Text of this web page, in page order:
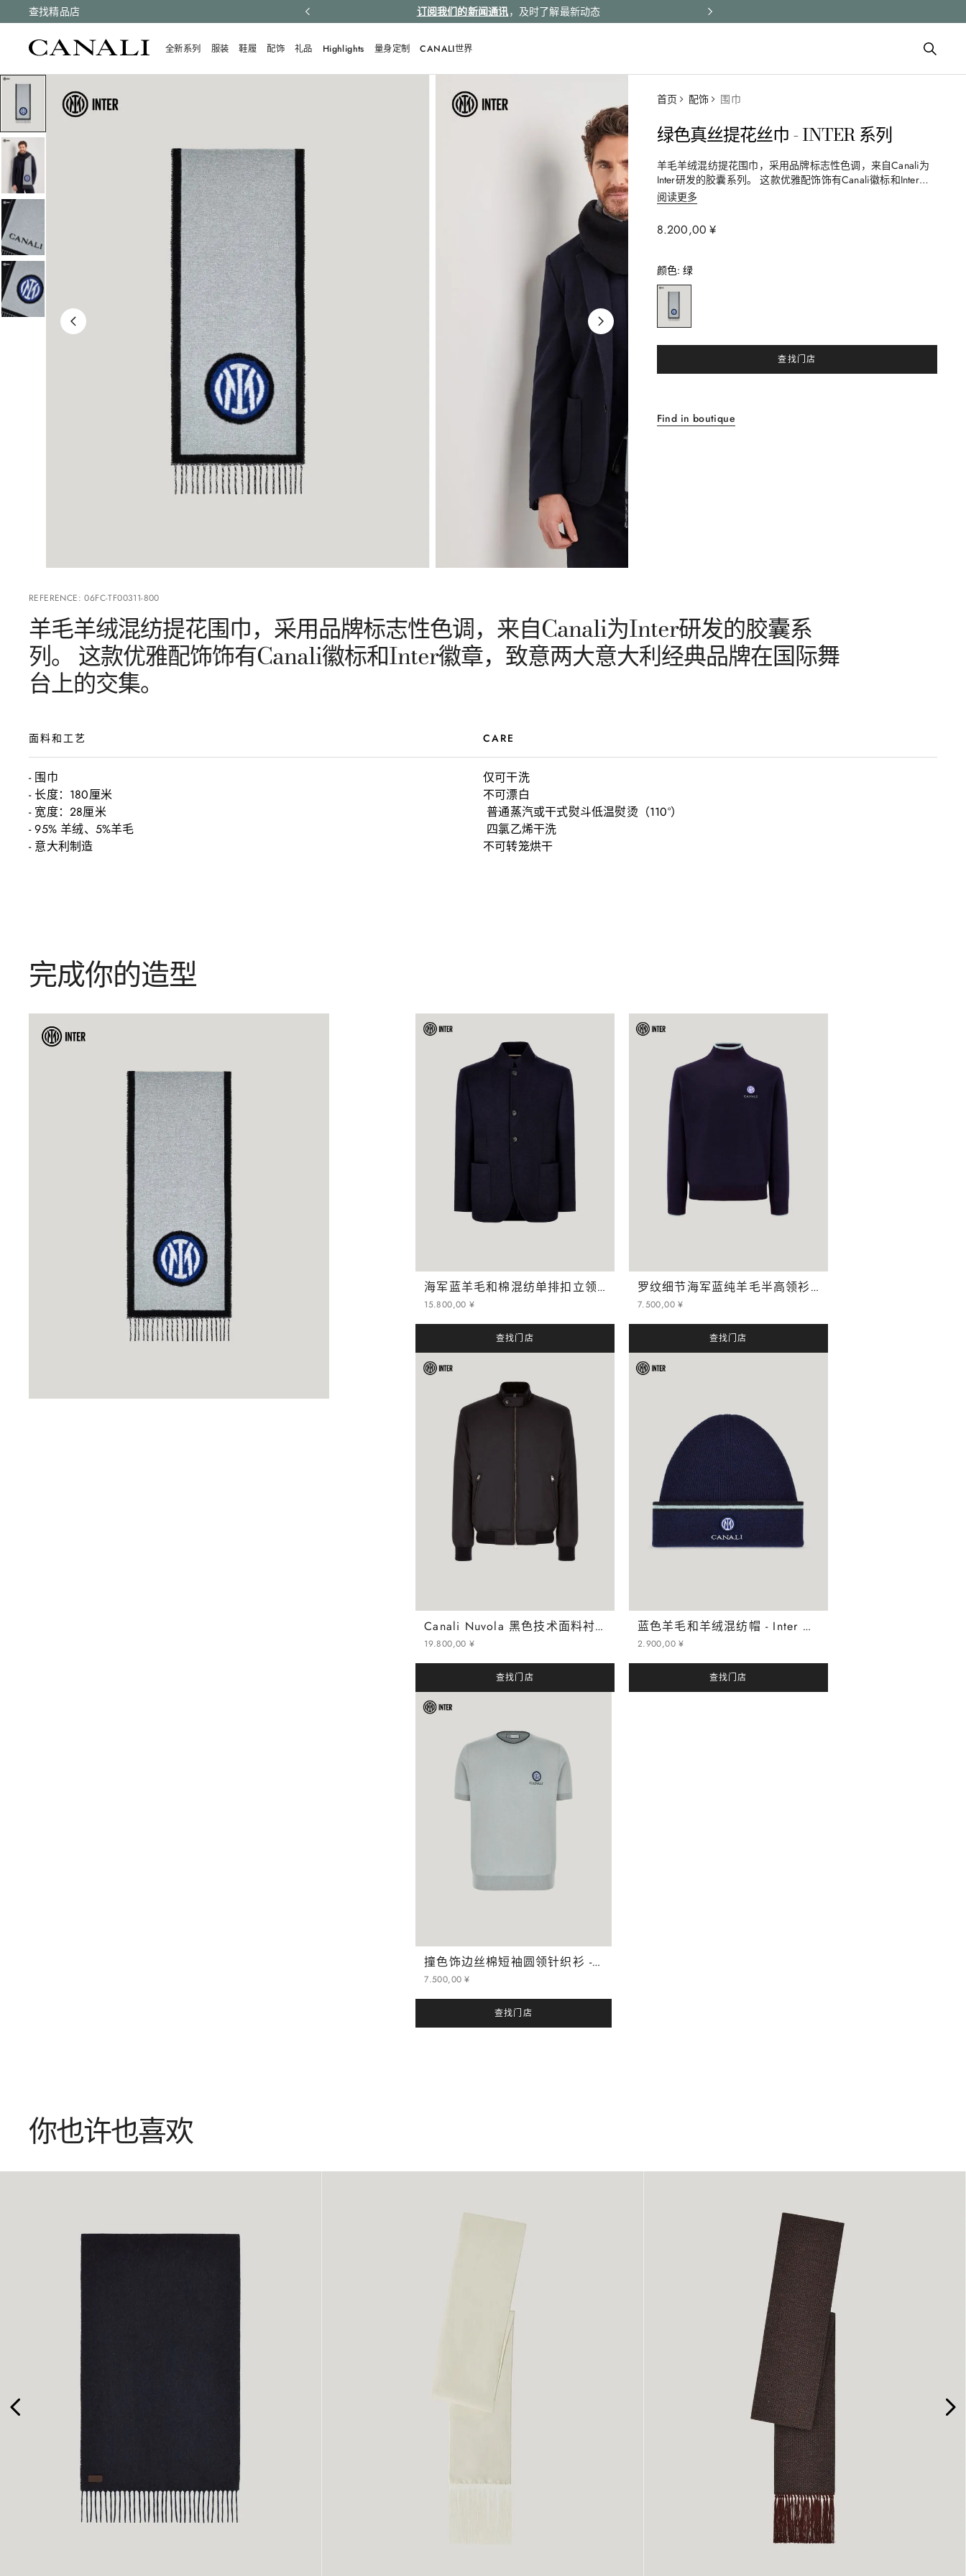
查找精品店
订单均享受快速配送和免费退货。 订阅我们的新闻通讯，及时了解最新动态
全新系列 服装 鞋履 配饰 礼品 Highlights 量身定制 CANALI世界
首页 配饰 围巾
绿色真丝提花丝巾 - INTER 系列
羊毛羊绒混纺提花围巾，采用品牌标志性色调，来自Canali为
Inter研发的胶囊系列。 这款优雅配饰饰有Canali徽标和Inter徽
章，致意两大意大利经典品牌在国际舞台上的交集。
阅读更多
¥
8 ,
200
. 00
颜色:绿
查找门店
Find in boutique
REFERENCE:06FC-TF00311-800
羊毛羊绒混纺提花围巾，采用品牌标志性色调，来自Canali为Inter研发的胶囊系
列。 这款优雅配饰饰有Canali徽标和Inter徽章，致意两大意大利经典品牌在国际舞
台上的交集。
CARE
仅可干洗
不可漂白
普通蒸汽或干式熨斗低温熨烫（110°）
不可转笼烘干
面料和工艺
- 围巾
- 长度：180厘米
- 宽度：28厘米
- 95% 羊绒、5%羊毛
- 意大利制造
完成你的造型
海军蓝羊毛和棉混纺单排扣立领西装外套 - Inter 系列
¥
15 ,
800
. 00
查找门店
罗纹细节海军蓝纯羊毛半高领衫 - Inter 系列
¥
7 ,
500
. 00
查找门店
Canali Nuvola 黑色技术面料衬垫飞行员夹克 - Inter 系列
¥
19 ,
800
. 00
查找门店
撞色饰边丝棉短袖圆领针织衫 - Inter 系列
¥
7 ,
500
. 00
查找门店
蓝色羊毛和羊绒混纺帽 - Inter 系列
¥
2 ,
900
. 00
查找门店
你也许也喜欢